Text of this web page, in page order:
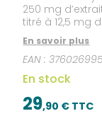
250 mg
titré à 12,5 mg
d’extrait de
En savoir plus
EAN :
En stock
29,90 € TTC